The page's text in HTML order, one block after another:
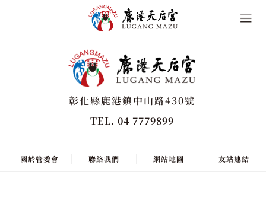
彰化縣鹿港鎮中山路430號
TEL. 04 7779899
關於管委會 聯絡我們 網站地圖 友站連結